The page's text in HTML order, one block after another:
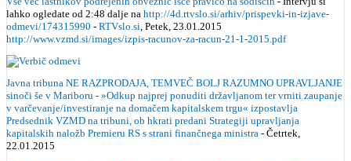
lahko ogledate od 2:48 dalje na http://4d.rtvslo.si/arhiv/prispevki-in-izjave-
odmevi/174315990 - RTVslo.si, Petek, 23.01.2015
http://www.vzmd.si/images/izpis-racunov-za-racun-21-1-2015.pdf
Javna tribuna NE RAZPRODAJA, TEMVEČ BOLJ RAZUMNO UPRAVLJANJE
sinoči še v Mariboru - »Odkup najprej ponuditi državljanom ter vrniti zaupanje
v varčevanje/investiranje na domačem kapitalskem trgu« izpostavlja
Predsednik VZMD na tribuni, ob hkrati predani Strategiji upravljanja
kapitalskih naložb Premieru RS s strani finančnega ministra - Četrtek,
22.01.2015